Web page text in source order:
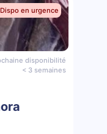
en urgence
disponibilité
< 3 semaines